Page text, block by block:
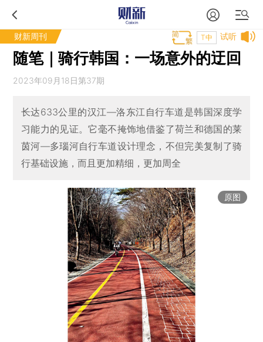
财新周刊 试听
T中
随笔｜骑行韩国：一场意外的迂回
2023年09月18日第37期
长达633公里的汉江—洛东江自行车道是韩国深度学
习能力的见证。它毫不掩饰地借鉴了荷兰和德国的莱
茵河—多瑙河自行车道设计理念，不但完美复制了骑
行基础设施，而且更加精细，更加周全
原图